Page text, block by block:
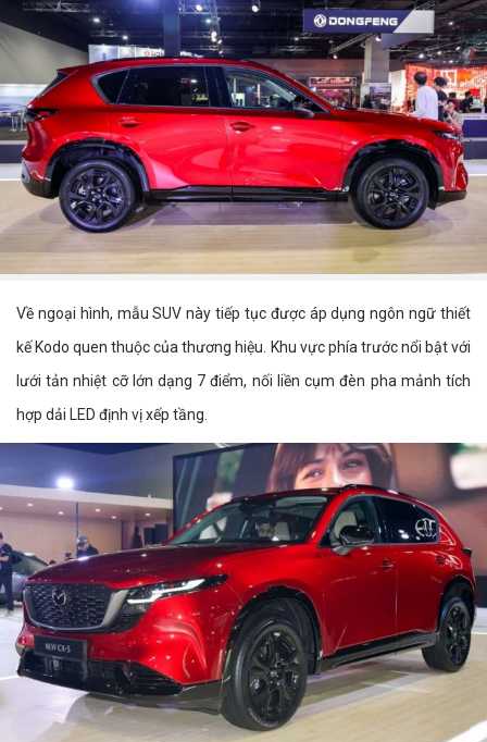
Về ngoại hình, mẫu SUV này tiếp tục được áp dụng ngôn ngữ thiết
kế Kodo quen thuộc của thương hiệu. Khu vực phía trước nổi bật với
lưới tản nhiệt cỡ lớn dạng 7 điểm, nối liền cụm đèn pha mảnh tích
hợp dải LED định vị xếp tầng.